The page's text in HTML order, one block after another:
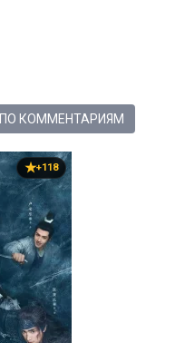
ПО КОММЕНТАРИЯМ
+118